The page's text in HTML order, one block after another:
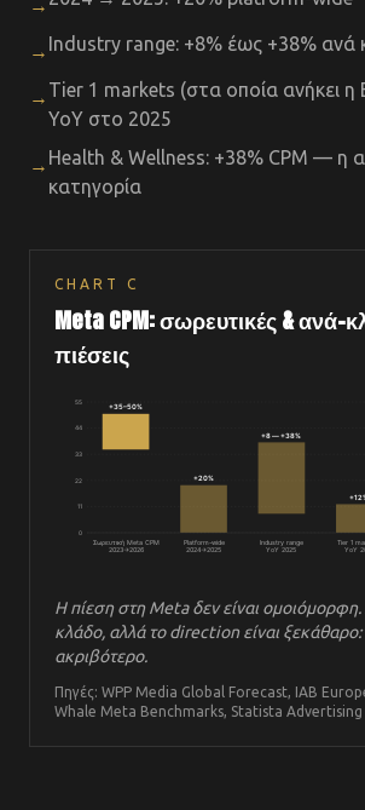
→
→ Industry range: +8% έως +38% ανά
→ Tier 1 markets (στα οποία ανήκει η
YoY στο 2025
→ Health & Wellness: +38% CPM — η
κατηγορία
CHART C
Meta CPM: σωρευτικές & ανά-
πιέσεις
55
44
33
22
11
0
+35–50%
Σωρευτική Meta CPM
2023→2026
+20%
Platform-wide
2024→2025
+8 — +38%
Industry range
YoY 2025
Tier 1
YoY
Η πίεση στη Meta δεν είναι
κλάδο, αλλά το direction είναι ξεκάθαρο:
ακριβότερο.
Πηγές: WPP Media Global Forecast, IAB
Whale Meta Benchmarks, Statista Advertising